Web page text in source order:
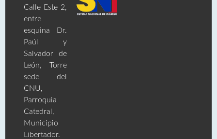
Calle Este 2,
entre
esquina Dr.
Paúl y
Salvador de
León, Torre
sede del
CNU,
Parroquia
Catedral,
Municipio
Libertador.